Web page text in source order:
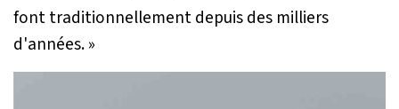
font traditionnellement depuis des milliers
d'années. »